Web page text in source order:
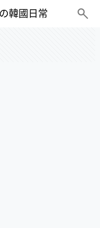
韓國日常